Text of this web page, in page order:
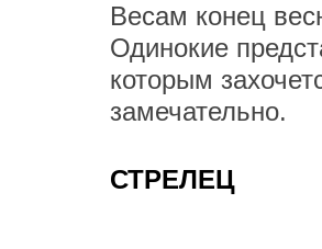
Весам конец
Одинокие
которым
замечательно.
СТРЕЛЕЦ